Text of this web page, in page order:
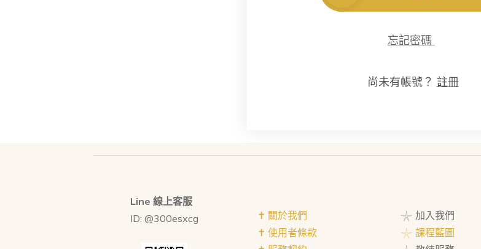
忘記密碼
尚未有帳號？ 註冊
Line 線上客服
ID: @300esxcg
✝︎ 關於我們
✝︎ 使用者條款
𓇼 加入我們
𓇼 課程藍圖